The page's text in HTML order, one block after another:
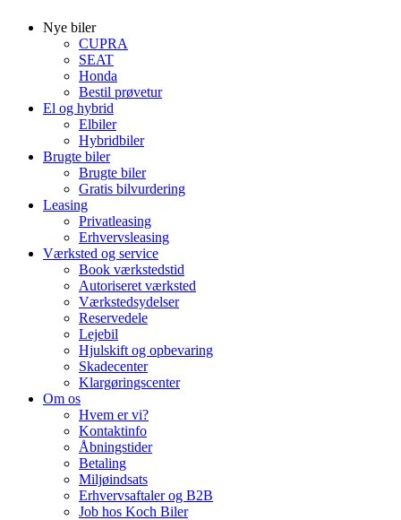
Nye biler
CUPRA
SEAT
Honda
Bestil prøvetur
El og hybrid
Elbiler
Hybridbiler
Brugte biler
Brugte biler
Gratis bilvurdering
Leasing
Privatleasing
Erhvervsleasing
Værksted og service
Book værkstedstid
Autoriseret værksted
Værkstedsydelser
Reservedele
Lejebil
Hjulskift og opbevaring
Skadecenter
Klargøringscenter
Om os
Hvem er vi?
Kontaktinfo
Åbningstider
Betaling
Miljøindsats
Erhvervsaftaler og B2B
Job hos Koch Biler